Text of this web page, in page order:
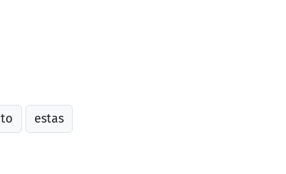
estas